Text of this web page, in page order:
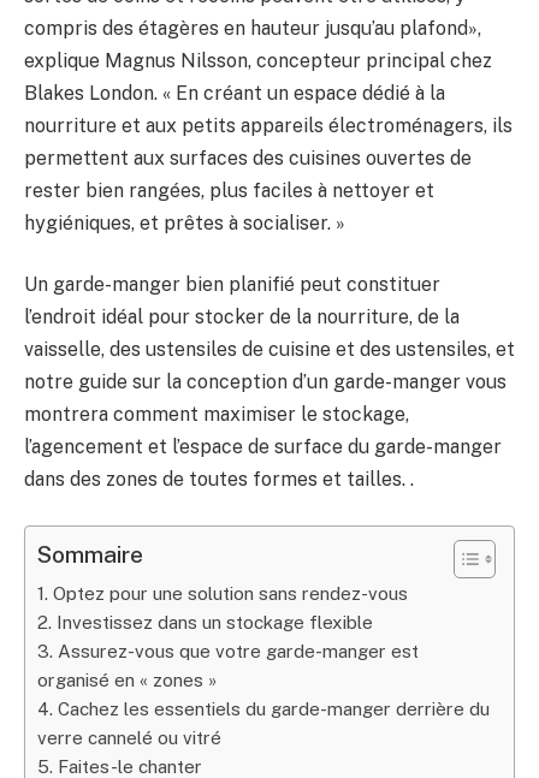
compris des étagères en hauteur jusqu’au plafond»,
explique Magnus Nilsson, concepteur principal chez
Blakes London. « En créant un espace dédié à la
nourriture et aux petits appareils électroménagers, ils
permettent aux surfaces des cuisines ouvertes de
rester bien rangées, plus faciles à nettoyer et
hygiéniques, et prêtes à socialiser. »
Un garde-manger bien planifié peut constituer
l’endroit idéal pour stocker de la nourriture, de la
vaisselle, des ustensiles de cuisine et des ustensiles, et
notre guide sur la conception d’un garde-manger vous
montrera comment maximiser le stockage,
l’agencement et l’espace de surface du garde-manger
dans des zones de toutes formes et tailles. .
Sommaire
1. Optez pour une solution sans rendez-vous
2. Investissez dans un stockage flexible
3. Assurez-vous que votre garde-manger est
organisé en « zones »
4. Cachez les essentiels du garde-manger derrière du
verre cannelé ou vitré
5. Faites-le chanter